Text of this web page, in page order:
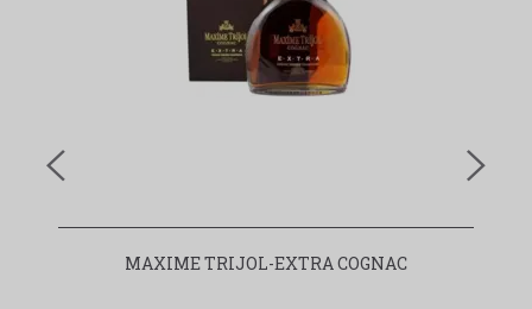
MAXIME TRIJOL-EXTRA COGNAC